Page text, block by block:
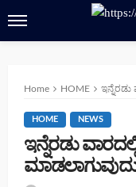
Home HOME ಇನ್ನೆರಡು
HOME NEWS
ಇನ್ನೆರಡು